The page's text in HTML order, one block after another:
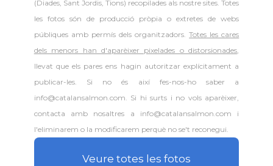
(Diades, Sant Jordis, Tions) recopilades als nostre sites. Totes
les fotos són de producció pròpia o extretes de webs
públiques amb permís dels organitzadors.Totes les cares
dels menors han d'aparèixer pixelades o distorsionades,
llevat que els pares ens hagin autoritzar explícitament a
publicar-les. Si no és així fes-nos-ho saber a
info@catalansalmon.com. Si hi surts i no vols aparèixer,
contacta amb nosaltres a info@catalansalmon.com i
l'eliminarem o la modificarem perquè no se't reconegui.
Veure totes les fotos